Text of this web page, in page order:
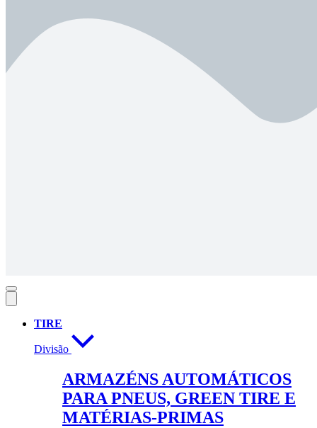
TIRE
Divisão
ARMAZÉNS AUTOMÁTICOS
PARA PNEUS, GREEN TIRE E
MATÉRIAS-PRIMAS